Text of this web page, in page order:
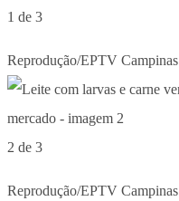
1 de 3
Reprodução/EPTV Campinas
2 de 3
Reprodução/EPTV Campinas